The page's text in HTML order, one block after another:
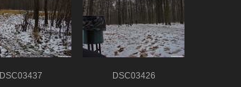
DSC03437 DSC03426